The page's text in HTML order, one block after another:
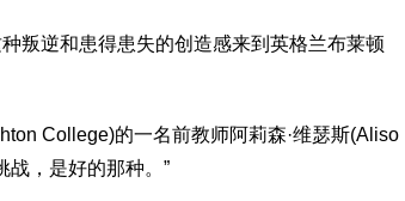
逆和患得患失的创造感来到英格兰布莱顿
College)的一名前教师阿莉森·维瑟斯(Aliso
战，是好的那种。”